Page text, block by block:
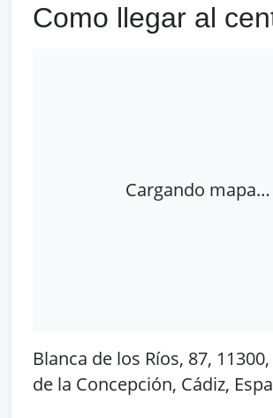
Como llegar al
Cargando mapa…
Blanca de los Ríos, 87,
de la Concepción, Cádiz,